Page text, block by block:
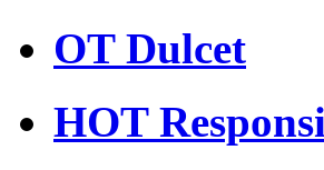
OT Dulcet
HOT